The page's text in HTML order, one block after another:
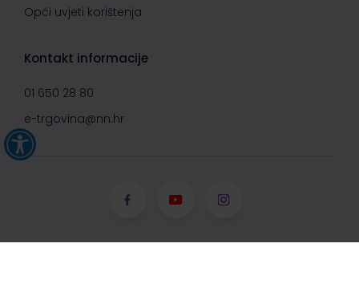
Opći uvjeti korištenja
Kontakt informacije
01 650 28 80
e-trgovina@nn.hr